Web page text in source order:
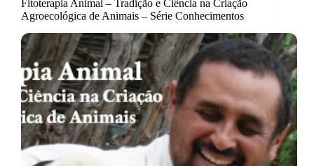
Fitoterapia Animal – Tradição e Ciência na Criação
Agroecológica de Animais – Série Conhecimentos